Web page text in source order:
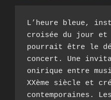
L’heure bleue,
croisée du jour
pourrait être le
concert. Une
onirique entre
XXème siècle et
contemporaines.